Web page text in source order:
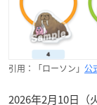
引用：「ローソン」 公
2026年2月10日（